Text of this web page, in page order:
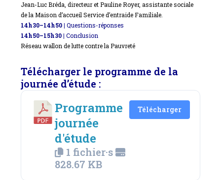
Jean-LucBréda , directeuretPauline Royer, assistante sociale
de la Maison d’accueil Service d’entraide Familiale.
14h30–14h50 | Questions-réponses
14h50–15h30 | Conclusion
Réseau wallon de lutte contre la Pauvreté
Télécharger le programme de la
journée d’étude :
Programme
journée
d'étude
1 fichier·s
828.67 KB
Télécharger